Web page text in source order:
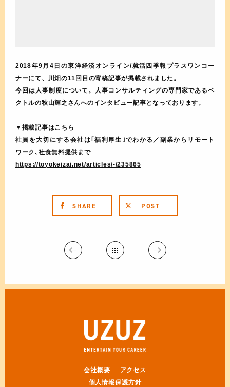
2018年9月4日の東洋経済オンライン/就活四季報プラスワンコー
ナーにて、川畑の11回目の寄稿記事が掲載されました。
今回は人事制度について。人事コンサルティングの専門家であるベ
クトルの秋山輝之さんへのインタビュー記事となっております。
▼掲載記事はこちら
社員を大切にする会社は｢福利厚生｣でわかる／副業からリモート
ワーク､社食無料提供まで
https://toyokeizai.net/articles/-/235865
SHARE POST
会社概要
アクセス
個人情報保護方針